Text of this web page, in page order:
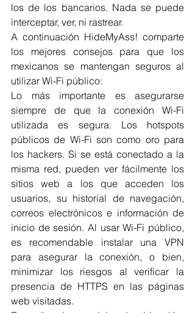
los de los bancarios. Nada se puede
interceptar, ver, ni rastrear.
A continuación HideMyAss! comparte
los mejores consejos para que los
mexicanos se mantengan seguros al
utilizar Wi-Fi público:
Lo más importante es asegurarse
siempre de que la conexión Wi-Fi
utilizada es segura. Los hotspots
públicos de Wi-Fi son como oro para
los hackers. Si se está conectado a la
misma red, pueden ver fácilmente los
sitios web a los que acceden los
usuarios, su historial de navegación,
correos electrónicos e información de
inicio de sesión. Al usar Wi-Fi público,
es recomendable instalar una VPN
para asegurar la conexión, o bien,
minimizar los riesgos al verificar la
presencia de HTTPS en las páginas
web visitadas.